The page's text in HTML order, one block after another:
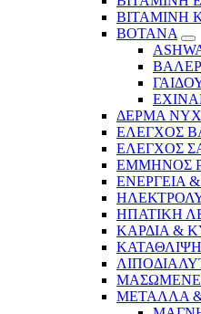
ΒΙΤΑΜΙΝΗ
ΒΟΤΑΝΑ
ΔΕΡΜΑ
ΕΛΕΓΧΟΣ
ΕΛΕΓΧΟΣ
ΕΜΜΗΝΟΣ
ΕΝΕΡΓΕΙΑ
ΗΠΑΤΙΚΗ
ΚΑΡΔΙΑ &
ΚΑΤΑΘΛΙΨΗ
ΜΕΤΑΛΛΑ &